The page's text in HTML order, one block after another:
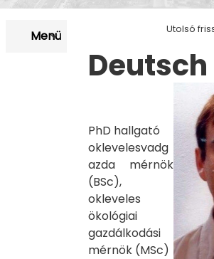
Menü Utolsó
PhD hallgató
oklevelesvadg
azda mérnök
(BSc),
okleveles
ökológiai
gazdálkodási
mérnök (MSc)